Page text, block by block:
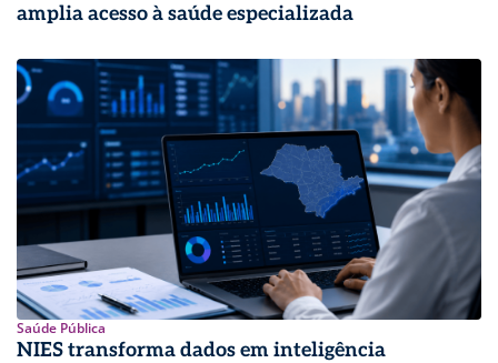
amplia acesso à saúde especializada
Saúde Pública
NIES transforma dados em inteligência